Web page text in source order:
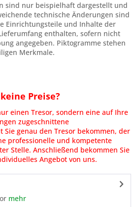
sind nur beispielhaft dargestellt und
technische Änderungen sind
Einrichtungsteile und Inhalte der
enthalten, sofern nicht
angegeben. Piktogramme stehen
Merkmale.
Preise?
einen Tresor, sondern eine auf Ihre
zugeschnittene
Sie genau den Tresor bekommen, der
professionelle und kompetente
Stelle. Anschließend bekommen Sie
Angebot von uns.
mehr